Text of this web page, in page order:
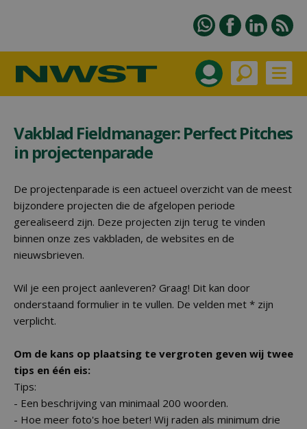
Vakblad Fieldmanager: Perfect Pitches
in projectenparade
De projectenparade is een actueel overzicht van de meest
bijzondere projecten die de afgelopen periode
gerealiseerd zijn. Deze projecten zijn terug te vinden
binnen onze zes vakbladen, de websites en de
nieuwsbrieven.
Wil je een project aanleveren? Graag! Dit kan door
onderstaand formulier in te vullen. De velden met * zijn
verplicht.
Om de kans op plaatsing te vergroten geven wij twee
tips en één eis:
Tips:
- Een beschrijving van minimaal 200 woorden.
- Hoe meer foto's hoe beter! Wij raden als minimum drie